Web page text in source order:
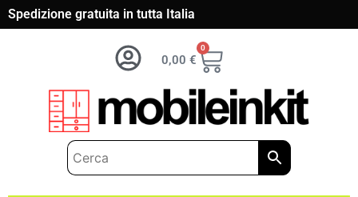
Spedizione gratuita in tutta Italia
0,00 €
0